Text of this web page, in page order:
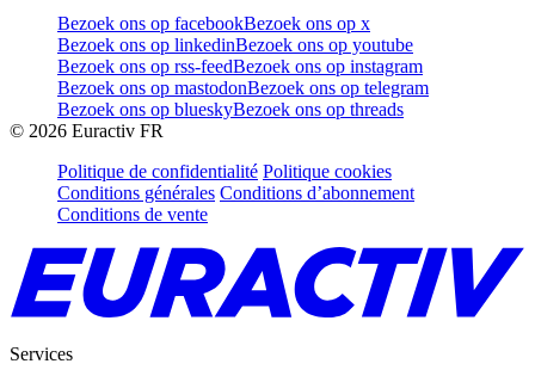
Bezoek ons op facebookBezoek ons op x
Bezoek ons op linkedinBezoek ons op youtube
Bezoek ons op rss-feedBezoek ons op instagram
Bezoek ons op mastodonBezoek ons op telegram
Bezoek ons op blueskyBezoek ons op threads
© 2026 Euractiv FR
Politique de confidentialité Politique cookies
Conditions générales Conditions d’abonnement
Conditions de vente
Services